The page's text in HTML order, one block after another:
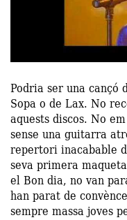
Podria ser una cançó
Sopa o de Lax. No
aquests discos. No
sense una guitarra
repertori inacabable
seva primera
el Bon dia, no van
han parat de
sempre massa joves